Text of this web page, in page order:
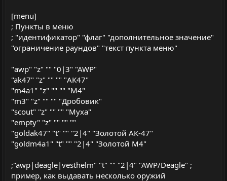
[menu]
; Пункты в меню
; "идентификатор" "флаг" "дополнительное значение"
"ограничение раундов" "текст пункта меню"
"awp" "z" "" "0|3" "AWP"
"ak47" "z" "" "" "АК47"
"m4a1" "z" "" "" "M4"
"m3" "z" "" "" "Дробовик"
"scout" "z" "" "" "Муха"
"empty" "z" "" "" ""
"goldak47" "t" "" "2|4" "Золотой АК-47"
"goldm4a1" "t" "" "2|4" "Золотой M4"
;"awp|deagle|vesthelm" "t" "" "2|4" "AWP/Deagle" ;
пример, как выдавать несколько оружий